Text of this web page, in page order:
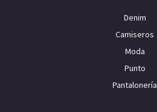
Denim
Camiseros
Moda
Punto
Pantalonería